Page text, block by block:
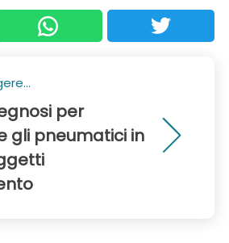
per
gli pneumatici in